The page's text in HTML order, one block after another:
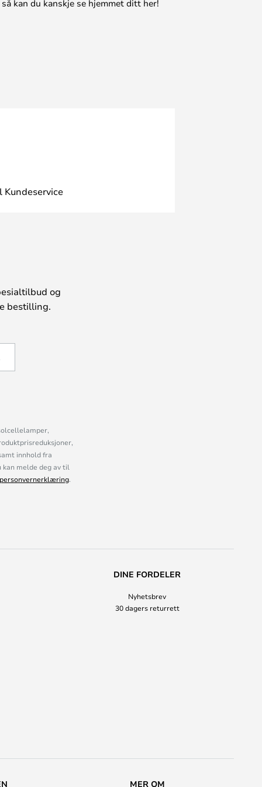
kan du kanskje se hjemmet ditt her!
Kundeservice
og
bestilling.
innhold fra
melde deg av til
personvernerklæring.
DINE FORDELER
Nyhetsbrev
30 dagers returrett
MER OM